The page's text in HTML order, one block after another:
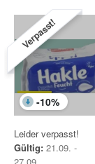
Verpasst!
-10%
Leider verpasst!
Gültig: 21.09. -